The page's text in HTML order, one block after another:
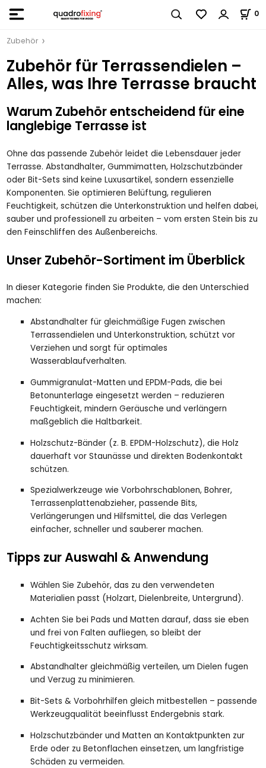
0
Zubehör
Zubehör für Terrassendielen –
Alles, was Ihre Terrasse braucht
Warum Zubehör entscheidend für eine
langlebige Terrasse ist
Ohne das passende Zubehör leidet die Lebensdauer jeder
Terrasse. Abstandhalter, Gummimatten, Holzschutzbänder
oder Bit-Sets sind keine Luxusartikel, sondern essenzielle
Komponenten. Sie optimieren Belüftung, regulieren
Feuchtigkeit, schützen die Unterkonstruktion und helfen dabei,
sauber und professionell zu arbeiten – vom ersten Stein bis zu
den Feinschliffen des Außenbereichs.
Unser Zubehör-Sortiment im Überblick
In dieser Kategorie finden Sie Produkte, die den Unterschied
machen:
Abstandhalter für gleichmäßige Fugen zwischen
Terrassendielen und Unterkonstruktion, schützt vor
Verziehen und sorgt für optimales
Wasserablaufverhalten.
Gummigranulat-Matten und EPDM-Pads, die bei
Betonunterlage eingesetzt werden – reduzieren
Feuchtigkeit, mindern Geräusche und verlängern
maßgeblich die Haltbarkeit.
Holzschutz-Bänder (z. B. EPDM-Holzschutz), die Holz
dauerhaft vor Staunässe und direkten Bodenkontakt
schützen.
Spezialwerkzeuge wie Vorbohrschablonen, Bohrer,
Terrassenplattenabzieher, passende Bits,
Verlängerungen und Hilfsmittel, die das Verlegen
einfacher, schneller und sauberer machen.
Tipps zur Auswahl & Anwendung
Wählen Sie Zubehör, das zu den verwendeten
Materialien passt (Holzart, Dielenbreite, Untergrund).
Achten Sie bei Pads und Matten darauf, dass sie eben
und frei von Falten aufliegen, so bleibt der
Feuchtigkeitsschutz wirksam.
Abstandhalter gleichmäßig verteilen, um Dielen fugen
und Verzug zu minimieren.
Bit-Sets & Vorbohrhilfen gleich mitbestellen – passende
Werkzeugqualität beeinflusst Endergebnis stark.
Holzschutzbänder und Matten an Kontaktpunkten zur
Erde oder zu Betonflachen einsetzen, um langfristige
Schäden zu vermeiden.